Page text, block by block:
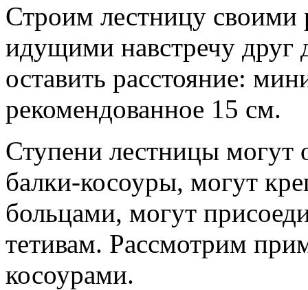
Строим лестницу
идущими навстречу
оставить расстояние:
рекомендованное 15 см.
Ступени лестницы могут
балки-косоуры, могут
больцами, могут
тетивам. Рассмотрим
косоурами.